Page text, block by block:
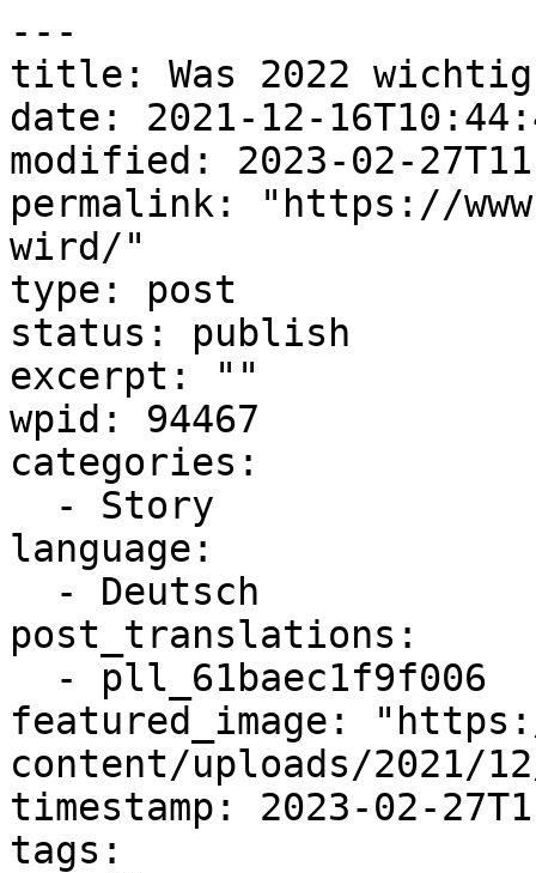
---
title: Was 2022
date: 2021-12-
modified: 2023-02-
permalink: "https://
wird/"
type: post
status: publish
excerpt: ""
wpid: 94467
categories:
language:
post_translations:
featured_image:
content/uploads/2021/
timestamp: 2023-02-
tags: